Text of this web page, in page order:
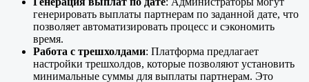
генерировать выплаты партнерам по заданной дате, что
позволяет автоматизировать процесс и сэкономить
время.
Работа с трешхолдами: Платформа предлагает
настройки трешхолдов, которые позволяют установить
минимальные суммы для выплаты партнерам. Это